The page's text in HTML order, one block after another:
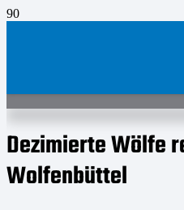
Dezimierte Wölfe
Wolfenbüttel